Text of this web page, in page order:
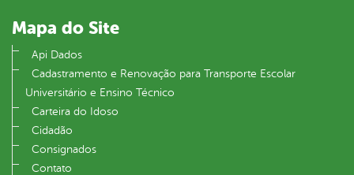
Mapa do Site
Api Dados
Cadastramento e Renovação para Transporte Escolar
Universitário e Ensino Técnico
Carteira do Idoso
Cidadão
Consignados
Contato